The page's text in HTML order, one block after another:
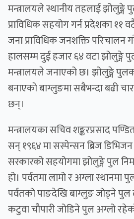
मन्त्रालयले स्थानीय तहलाई झोलुङ्गे
प्राविधिक सहयोग गर्न प्रदेशका
जना प्राविधिक जनशक्ति परिचालन
हालसम्म दुई हजार ६४ वटा झोलुङ्गे
मन्त्रालयले जनाएको छ। झोलुङ्गे
बनाएको बाग्लुङमा सबैभन्दा बढी
छन्।
मन्त्रालयका सचिव शङ्करप्रसाद
सन् १९६४ मा सस्पेन्सन ब्रिज
सरकारको सहयोगमा झोलुङ्गे पुल
हो। पर्वतमा लामो र अग्ला स्थानमा
पर्वतको पाङदेखि बाग्लुङ जोड्ने पुल
कटुवा चौपारी जोडिने पुल अग्लो